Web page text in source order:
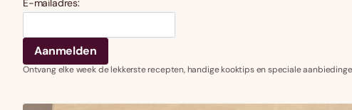
E-mailadres:
Ontvang elke week de lekkerste recepten, handige kooktips en speciale